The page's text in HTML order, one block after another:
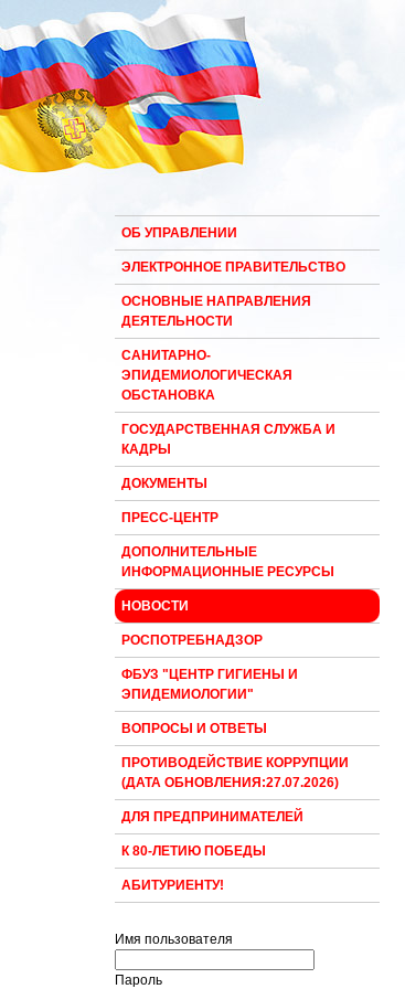
ОБ УПРАВЛЕНИИ
ЭЛЕКТРОННОЕ ПРАВИТЕЛЬСТВО
ОСНОВНЫЕ НАПРАВЛЕНИЯ
ДЕЯТЕЛЬНОСТИ
САНИТАРНО-
ЭПИДЕМИОЛОГИЧЕСКАЯ
ОБСТАНОВКА
ГОСУДАРСТВЕННАЯ СЛУЖБА И
КАДРЫ
ДОКУМЕНТЫ
ПРЕСС-ЦЕНТР
ДОПОЛНИТЕЛЬНЫЕ
ИНФОРМАЦИОННЫЕ РЕСУРСЫ
НОВОСТИ
РОСПОТРЕБНАДЗОР
ФБУЗ "ЦЕНТР ГИГИЕНЫ И
ЭПИДЕМИОЛОГИИ"
ВОПРОСЫ И ОТВЕТЫ
ПРОТИВОДЕЙСТВИЕ КОРРУПЦИИ
(ДАТА ОБНОВЛЕНИЯ:27.07.2026)
ДЛЯ ПРЕДПРИНИМАТЕЛЕЙ
К 80-ЛЕТИЮ ПОБЕДЫ
АБИТУРИЕНТУ!
Имя пользователя
Пароль